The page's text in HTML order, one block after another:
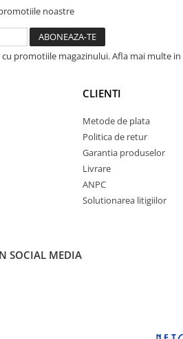
noastre
promotiile magazinului. Afla mai multe in
CLIENTI
Metode de plata
Politica de retur
Garantia produselor
Livrare
ANPC
Solutionarea litigiilor
SOCIAL MEDIA